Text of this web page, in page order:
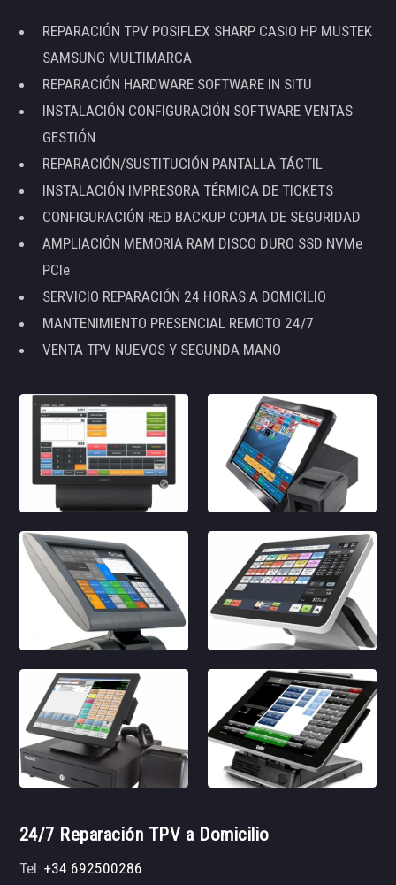
REPARACIÓN TPV POSIFLEX SHARP CASIO HP MUSTEK
SAMSUNG MULTIMARCA
REPARACIÓN HARDWARE SOFTWARE IN SITU
INSTALACIÓN CONFIGURACIÓN SOFTWARE VENTAS
GESTIÓN
REPARACIÓN/SUSTITUCIÓN PANTALLA TÁCTIL
INSTALACIÓN IMPRESORA TÉRMICA DE TICKETS
CONFIGURACIÓN RED BACKUP COPIA DE SEGURIDAD
AMPLIACIÓN MEMORIA RAM DISCO DURO SSD NVMe
PCIe
SERVICIO REPARACIÓN 24 HORAS A DOMICILIO
MANTENIMIENTO PRESENCIAL REMOTO 24/7
VENTA TPV NUEVOS Y SEGUNDA MANO
24/7 Reparación TPV a Domicilio
Tel:+34 692500286